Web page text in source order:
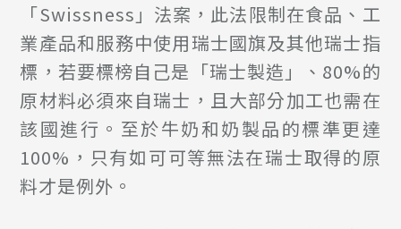
「Swissness」法案，此法限制在食品、工
業產品和服務中使用瑞士國旗及其他瑞士指
標，若要標榜自己是「瑞士製造」、80%的
原材料必須來自瑞士，且大部分加工也需在
該國進行。至於牛奶和奶製品的標準更達
100%，只有如可可等無法在瑞士取得的原
料才是例外。